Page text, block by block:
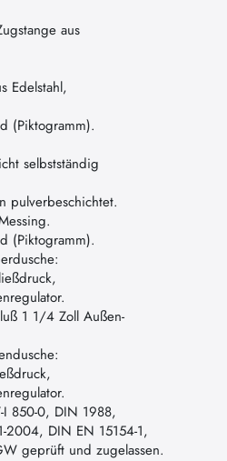
aus
Edelstahl,
(Piktogramm).
selbstständig
pulverbeschichtet.
(Piktogramm).
1 1/4 Zoll Außen-
850-0, DIN 1988,
2004, DIN EN 15154-1,
geprüft und zugelassen.